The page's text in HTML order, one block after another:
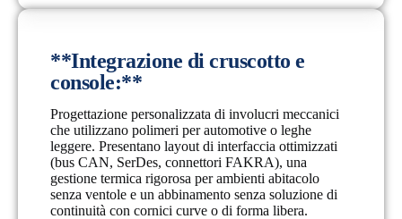
**Integrazione di cruscotto e
console:**
Progettazione personalizzata di involucri meccanici
che utilizzano polimeri per automotive o leghe
leggere. Presentano layout di interfaccia ottimizzati
(bus CAN, SerDes, connettori FAKRA), una
gestione termica rigorosa per ambienti abitacolo
senza ventole e un abbinamento senza soluzione di
continuità con cornici curve o di forma libera.